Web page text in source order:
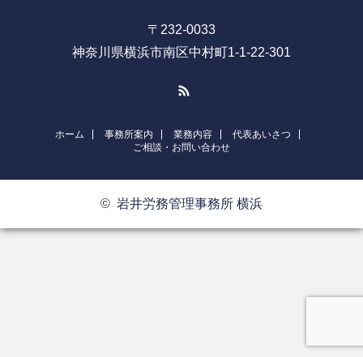
〒232-0033
神奈川県横浜市南区中村町1-1-22-301
ホーム 事務所案内 業務内容
代表あいさつ
ご相談・お問い合わせ
© 岩井労務管理事務所 横浜